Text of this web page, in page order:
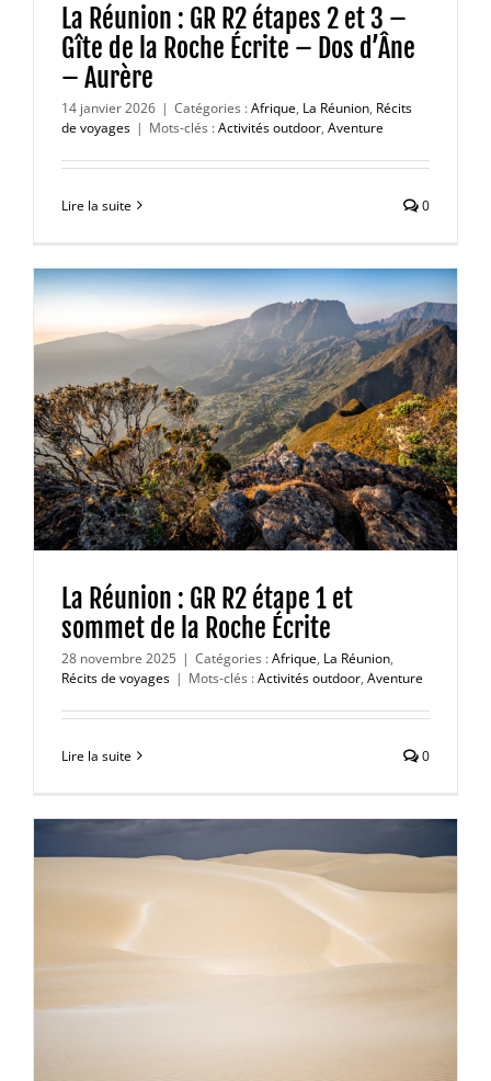
La Réunion : GR R2 étapes 2 et 3 –
Gîte de la Roche Écrite – Dos d’Âne
– Aurère
14 janvier 2026 | Catégories :Afrique, La Réunion, Récits
de voyages | Mots-clés :Activités outdoor, Aventure
Lire la suite 0
La Réunion : GR R2 étape 1 et
sommet de la Roche Écrite
28 novembre 2025 | Catégories :Afrique, La Réunion,
Récits de voyages | Mots-clés :Activités outdoor, Aventure
Lire la suite 0